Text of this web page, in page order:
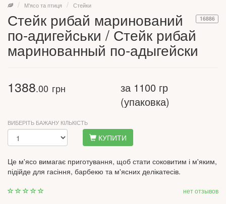
М'ясо та птиця Стейки
16886
Стейк рибай маринований
по-адигейськи / Стейк рибай
маринованный по-адыгейски
1388.00 грн
за 1100 гр
(упаковка)
ВИБЕРІТЬ БАЖАНУ КІЛЬКІСТЬ
КУПИТИ
Це м'ясо вимагає приготування, щоб стати соковитим і м'яким,
підійде для гасіння, барбекю та м'ясних делікатесів.
нет отзывов